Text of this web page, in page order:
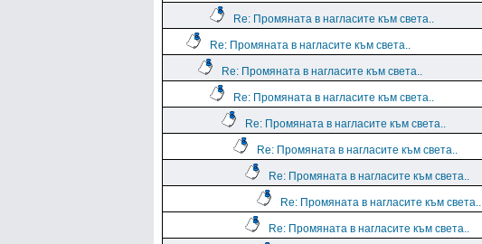
Re: Промяната в нагласите към света..
Re: Промяната в нагласите към света..
Re: Промяната в нагласите към света..
Re: Промяната в нагласите към света..
Re: Промяната в нагласите към света..
Re: Промяната в нагласите към света..
Re: Промяната в нагласите към света..
Re: Промяната в нагласите към света..
Re: Промяната в нагласите към света..